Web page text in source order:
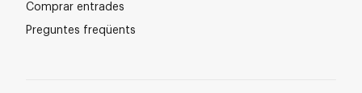
Comprar entrades
Preguntes freqüents